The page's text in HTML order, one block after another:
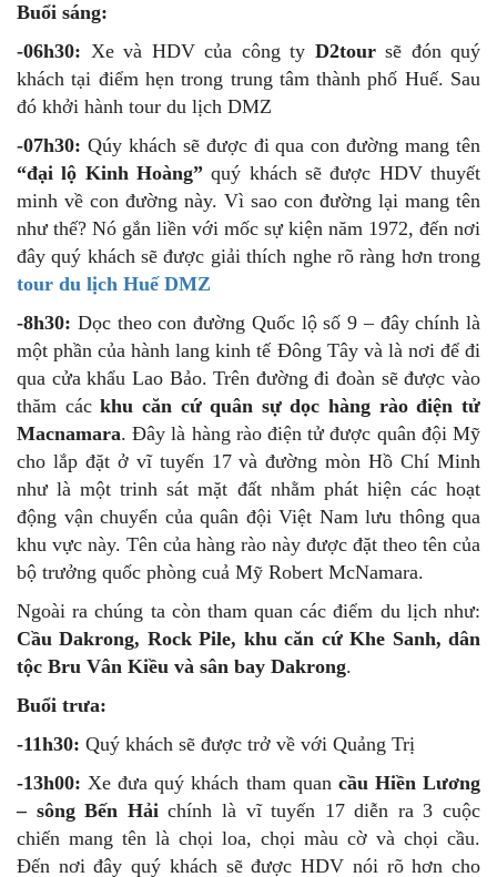
Buổi sáng:
-06h30: Xe và HDV của công ty D2toursẽ đón quý
khách tại điểm hẹn trong trung tâm thành phố Huế. Sau
đó khởi hành tour du lịch DMZ
-07h30: Qúy khách sẽ được đi qua con đường mang tên
“đại lộ Kinh Hoàng” quý khách sẽ được HDV thuyết
minh về con đường này. Vì sao con đường lại mang tên
như thế? Nó gắn liền với mốc sự kiện năm 1972, đến nơi
đây quý khách sẽ được giải thích nghe rõ ràng hơn trong
tour du lịch Huế DMZ
-8h30: Dọc theo con đường Quốc lộ số 9 – đây chính là
một phần của hành lang kinh tế Đông Tây và là nơi để đi
qua cửa khẩu Lao Bảo. Trên đường đi đoàn sẽ được vào
thăm cáckhu căn cứ quân sự dọc hàng rào điện tử
Macnamara. Đây là hàng rào điện tử được quân đội Mỹ
cho lắp đặt ở vĩ tuyến 17 và đường mòn Hồ Chí Minh
như là một trinh sát mặt đất nhằm phát hiện các hoạt
động vận chuyển của quân đội Việt Nam lưu thông qua
khu vực này. Tên của hàng rào này được đặt theo tên của
bộ trưởng quốc phòng cuả Mỹ Robert McNamara.
Ngoài ra chúng ta còn tham quan các điểm du lịch như:
Cầu Dakrong, Rock Pile, khu căn cứ Khe Sanh, dân
tộc Bru Vân Kiều và sân bay Dakrong.
Buổi trưa:
-11h30: Quý khách sẽ được trở về với Quảng Trị
-13h00: Xe đưa quý khách tham quan cầu Hiền Lương
– sông Bến Hảichính là vĩ tuyến 17 diễn ra 3 cuộc
chiến mang tên là chọi loa, chọi màu cờ và chọi cầu.
Đến nơi đây quý khách sẽ được HDV nói rõ hơn cho